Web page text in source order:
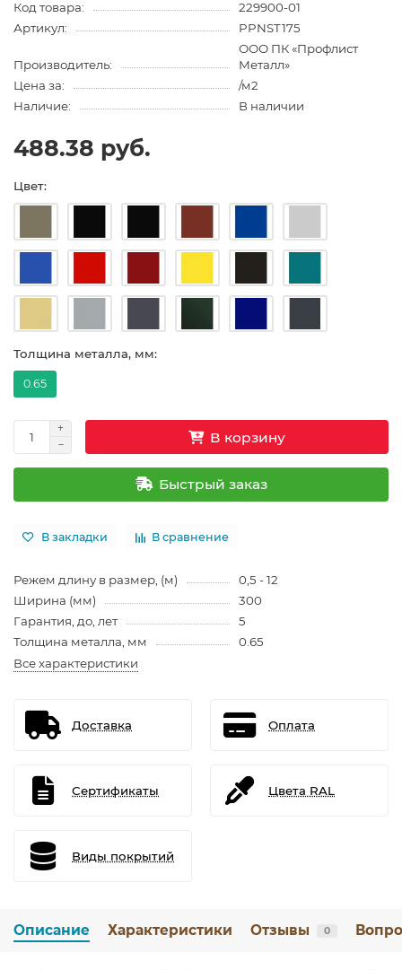
Код товара:
229900-01
Артикул:
PPNST175
Производитель:
ООО ПК «Профлист
Металл»
Цена за:
/м2
Наличие:
В наличии
488.38 руб.
Цвет:
Толщина металла, мм:
0.65
В корзину
Быстрый заказ
В закладки В сравнение
Режем длину в размер, (м)
0,5 - 12
Ширина (мм)
300
Гарантия, до, лет
5
Толщина металла, мм
0.65
Все характеристики
Доставка Оплата
Сертификаты Цвета RAL
Виды покрытий
Описание Характеристики Отзывы 0